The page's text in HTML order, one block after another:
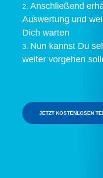
Anschließend
Auswertung und
Dich warten
Nun kannst Du
weiter vorgehen
JETZT KOSTENLOSEN